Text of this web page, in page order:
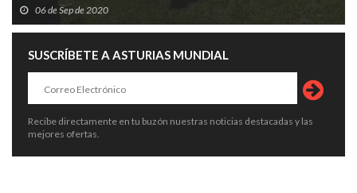
06 de Sep de 2020
SUSCRÍBETE A ASTURIAS MUNDIAL
Recibe directamente en tu buzón nuestras noticias destacadas y las
mejores ofertas.